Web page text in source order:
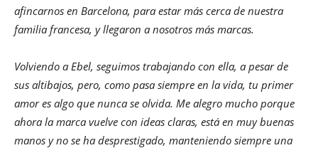
afincarnos en Barcelona, para estar más cerca de nuestra
familia francesa, y llegaron a nosotros más marcas.
Volviendo a Ebel, seguimos trabajando con ella, a pesar de
sus altibajos, pero, como pasa siempre en la vida, tu primer
amor es algo que nunca se olvida. Me alegro mucho porque
ahora la marca vuelve con ideas claras, está en muy buenas
manos y no se ha desprestigado, manteniendo siempre una